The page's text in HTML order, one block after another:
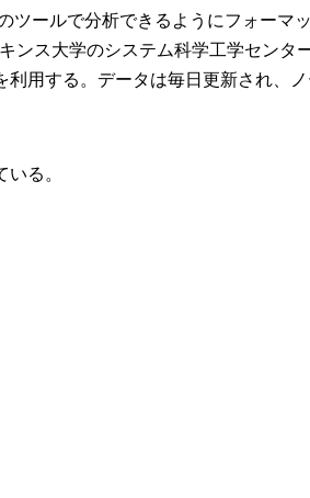
ールで分析できるようにフォーマ
ンス大学のシステム科学工学センタ
用する。データは毎日更新され、
る。